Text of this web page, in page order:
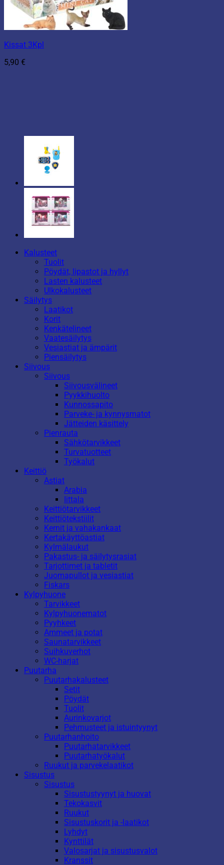
Kissat 3Kpl
5,90 €
Kalusteet
Tuolit
Pöydät, lipastot ja hyllyt
Lasten kalusteet
Ulkokalusteet
Säilytys
Laatikot
Korit
Kenkätelineet
Vaatesäilytys
Vesiastiat ja ämpärit
Piensäilytys
Siivous
Siivous
Siivousvälineet
Pyykkihuolto
Kunnossapito
Parveke- ja kynnysmatot
Jätteiden käsittely
Pienrauta
Sähkötarvikkeet
Turvatuotteet
Työkalut
Keittiö
Astiat
Arabia
Iittala
Keittiötarvikkeet
Keittiötekstiilit
Kernit ja vahakankaat
Kertakäyttöastiat
Kylmälaukut
Pakastus- ja säilytysrasiat
Tarjottimet ja tabletit
Juomapullot ja vesiastiat
Fiskars
Kylpyhuone
Tarvikkeet
Kylpyhuonematot
Pyyhkeet
Ammeet ja potat
Saunatarvikkeet
Suihkuverhot
WC-harjat
Puutarha
Puutarhakalusteet
Setit
Pöydät
Tuolit
Aurinkovarjot
Pehmusteet ja istuintyynyt
Puutarhanhoito
Puutarhatarvikkeet
Puutarhatyökalut
Ruukut ja parvekelaatikot
Sisustus
Sisustus
Sisustustyynyt ja huovat
Tekokasvit
Ruukut
Sisustuskorit ja -laatikot
Lyhdyt
Kynttilät
Valosarjat ja sisustusvalot
Kranssit